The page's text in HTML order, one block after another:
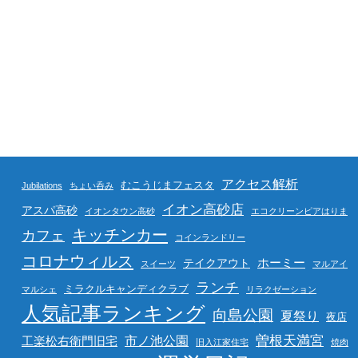
Jubilations ちょい呑み むこうじまフェスタ アクセス解析
アスパ高砂 イオンタウン高砂 イオン高砂店 エコクリーンピアはりま
カフェ キッチンカー コインランドリー
コロナウィルス スイーツ テイクアウト ホーミー マルアイ
マルシェ ミラクルキャンディクラブ ランチ リラクゼーション
人気記事ランキング 向島公園 夏祭り 夜店
工楽松右衛門旧宅 市ノ池公園 旧入江家住宅 曽根天満宮 焼肉